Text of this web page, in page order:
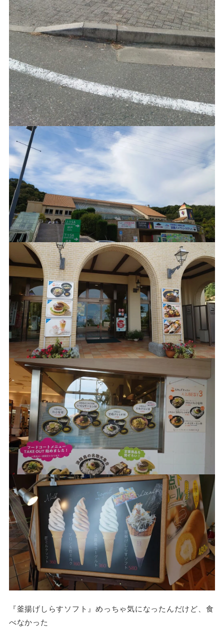
『釜揚げしらすソフト』めっちゃ気になったんだけど、食
べなかった